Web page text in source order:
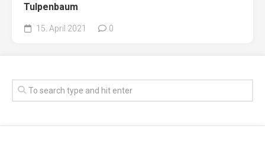
Tulpenbaum
15. April 2021 0